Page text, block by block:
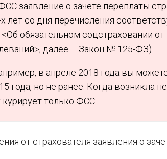
заявление о зачете переплаты
лет со дня перечисления
обязательном соцстраховании от
далее – Закон № 125-ФЗ).
в апреле 2018 года вы
года, но не ранее. Когда возникла
только ФСС.
от страхователя заявления о